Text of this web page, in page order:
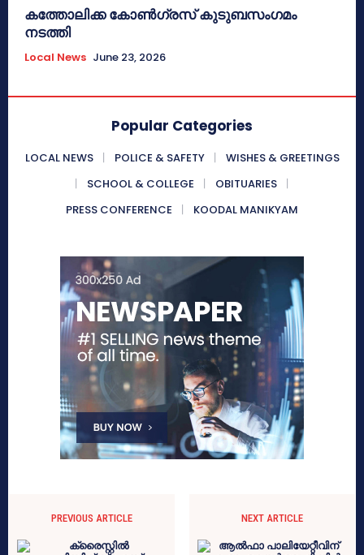
കത്തോലിക്ക കോൺഗ്രസ് കുടുബസംഗമം
നടത്തി
Local News June 23, 2026
Popular Categories
LOCAL NEWS POLICE & SAFETY
WISHES & GREETINGS
SCHOOL & COLLEGE
OBITUARIES
PRESS CONFERENCE
KOODAL MANIKYAM
PREVIOUS ARTICLE NEXT ARTICLE